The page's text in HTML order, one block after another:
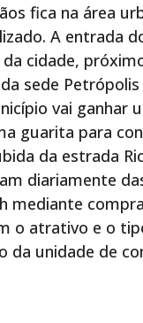
fica na área
A entrada
cidade,
sede
vai ganhar
guarita para
da estrada
diariamente
mediante compra
o atrativo e o
unidade de